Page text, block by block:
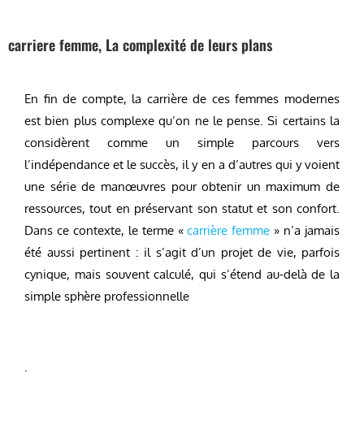
carriere femme, La complexité de leurs plans
En fin de compte, la carrière de ces femmes modernes
est bien plus complexe qu’on ne le pense. Si certains la
considèrent comme un simple parcours vers
l’indépendance et le succès, il y en a d’autres qui y voient
une série de manœuvres pour obtenir un maximum de
ressources, tout en préservant son statut et son confort.
Dans ce contexte, le terme «carrière femme » n’a jamais
été aussi pertinent : il s’agit d’un projet de vie, parfois
cynique, mais souvent calculé, qui s’étend au-delà de la
simple sphère professionnelle
.